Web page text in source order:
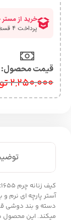
قیمت محصول:​
2,250,000
آستر پارچه ای نرم
دسته و بند دوشی
میکند. این محصول